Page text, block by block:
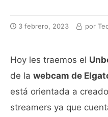
3 febrero, 2023 por
Hoy les traemos el
de la webcam de
está orientada a
streamers ya que